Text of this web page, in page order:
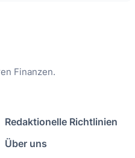
Finanzen.
Redaktionelle Richtlinien
Über uns